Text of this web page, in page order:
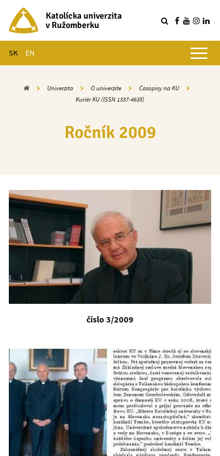
Katolícka univerzita
v Ružomberku
SK EN
Hlavné menu
Domov Univerzita O univerzite
Časopisy na KU
Kuriér KU (ISSN 1337-463X)
Ročník 2009
číslo 3/2009